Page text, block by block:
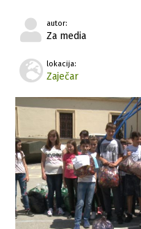
autor:
Za media
lokacija:
Zaječar